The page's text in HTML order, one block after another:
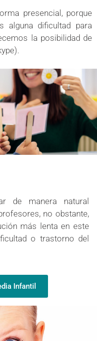
presencial, porque
alguna dificultad para
la posibilidad de
de manera natural
no obstante,
más lenta en este
o trastorno del
Infantil